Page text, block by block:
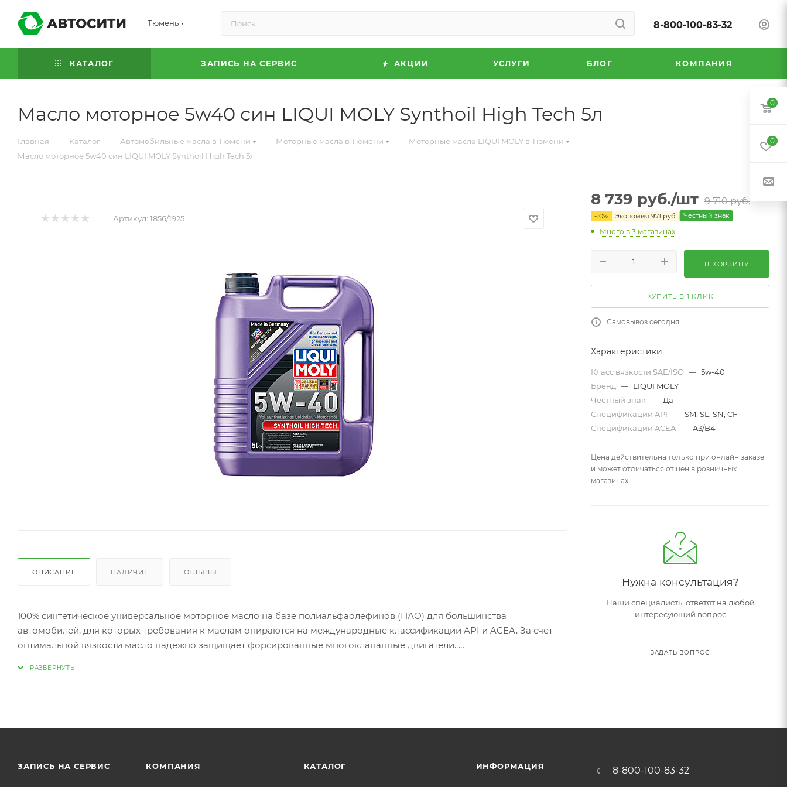
Тюмень 8-800-100-83-32
КАТАЛОГ ЗАПИСЬ НА СЕРВИС АКЦИИ УСЛУГИ БЛОГ КОМПАНИЯ
Масло моторное 5w40 син LIQUI MOLY Synthoil High Tech 5л
Главная — Каталог — Автомобильные масла в Тюмени — Моторные масла в Тюмени — Моторные масла LIQUI MOLY в Тюмени —
Масло моторное 5w40 син LIQUI MOLY Synthoil High Tech 5л
Артикул: 1856/1925
ОПИСАНИЕ НАЛИЧИЕ ОТЗЫВЫ
100% синтетическое универсальное моторное масло на базе полиальфаолефинов (ПАО) для большинства
автомобилей, для которых требования к маслам опираются на международные классификации API и ACEA. За счет
оптимальной вязкости масло надежно защищает форсированные многоклапанные двигатели.
-MB: 229.3
8 739 руб./шт 9 710руб.
-10% Экономия 971 руб. Честный знак
Много в 3 магазинах
В КОРЗИНУ
КУПИТЬ В 1 КЛИК
Самовывоз сегодня.
Характеристики
Класс вязкости SAE/ISO — 5w-40
Бренд — LIQUI MOLY
Честный знак — Да
Спецификации API — SM; SL; SN; CF
Спецификации ACEA — A3/B4
Цена действительна только при онлайн заказе
и может отличаться от цен в розничных
магазинах
Нужна консультация?
Наши специалисты ответят на любой
интересующий вопрос
ЗАДАТЬ ВОПРОС
ЗАПИСЬ НА СЕРВИС КОМПАНИЯ КАТАЛОГ ИНФОРМАЦИЯ
8-800-100-83-32
0
0